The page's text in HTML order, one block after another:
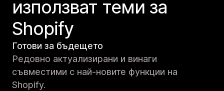
използват теми за
Shopify
Готови за бъдещето
Редовно актуализирани и винаги
съвместими с най-новите функции на
Shopify.